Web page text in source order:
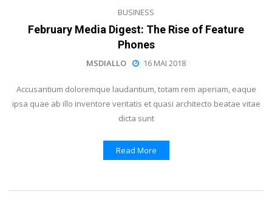
BUSINESS
February Media Digest: The Rise of Feature
Phones
MSDIALLO 16 MAI 2018
Accusantium doloremque laudantium, totam rem aperiam, eaque
ipsa quae ab illo inventore veritatis et quasi architecto beatae vitae
dicta sunt
Read More